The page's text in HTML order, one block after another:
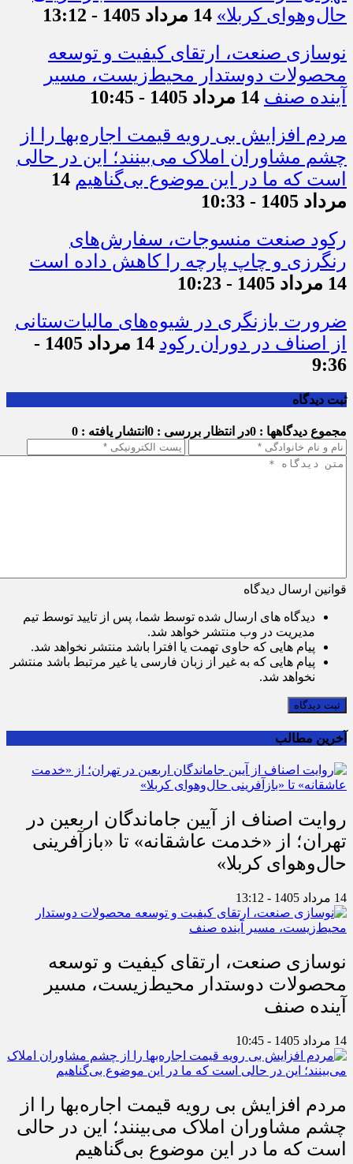
حال‌وهوای کربلا» 14 مرداد 1405 - 13:12
نوسازی صنعت، ارتقای کیفیت و توسعه
محصولات دوستدار محیط‌زیست، مسیر
آینده صنف 14 مرداد 1405 - 10:45
مردم افزایش بی رویه قیمت اجاره‌بها را از
چشم مشاوران املاک می‌بینند؛ این در حالی
است که ما در این موضوع بی‌گناهیم 14
مرداد 1405 - 10:33
رکود صنعت منسوجات، سفارش‌های
رنگرزی و چاپ پارچه را کاهش داده است
14 مرداد 1405 - 10:23
ضرورت بازنگری در شیوه‌های مالیات‌ستانی
از اصناف در دوران رکود
14 مرداد 1405 -
9:36
ثبت دیدگاه
مجموع دیدگاهها : 0 در انتظار بررسی : 0 انتشار یافته : 0
قوانین ارسال دیدگاه
دیدگاه های ارسال شده توسط شما، پس از تایید توسط تیم
مدیریت در وب منتشر خواهد شد.
پیام هایی که حاوی تهمت یا افترا باشد منتشر نخواهد شد.
پیام هایی که به غیر از زبان فارسی یا غیر مرتبط باشد منتشر
نخواهد شد.
ثبت دیدگاه
آخرین مطالب
روایت اصناف از آیین جاماندگان اربعین در
تهران؛ از «خدمت عاشقانه» تا «بازآفرینی
حال‌وهوای کربلا»
14 مرداد 1405 - 13:12
نوسازی صنعت، ارتقای کیفیت و توسعه
محصولات دوستدار محیط‌زیست، مسیر
آینده صنف
14 مرداد 1405 - 10:45
مردم افزایش بی رویه قیمت اجاره‌بها را از
چشم مشاوران املاک می‌بینند؛ این در حالی
است که ما در این موضوع بی‌گناهیم